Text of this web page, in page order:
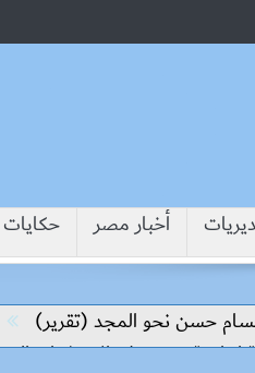
أخبار مصر
حسن نحو المجد (تقرير) 10 زيادات في 10 سنوات.. هل حان الوقت لرفع دعم البنزين نهائيا؟
ترتكز على الاستثمار